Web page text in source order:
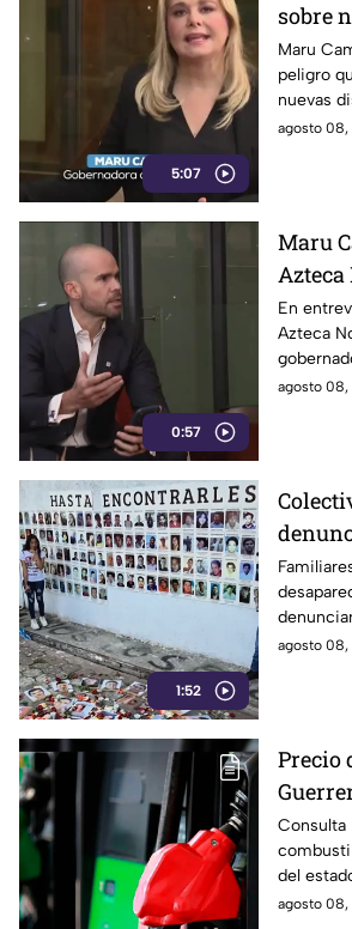
5:07
sobre
que
limitar
Maru
peligro
nuevas
las
agosto 08,
0:57
Maru
Azteca
En
Azteca
Maru
agosto
1:52
les
difusión.
agosto 08,
Precio
cuánto
litros
Consulta
del
con las
agosto 08,